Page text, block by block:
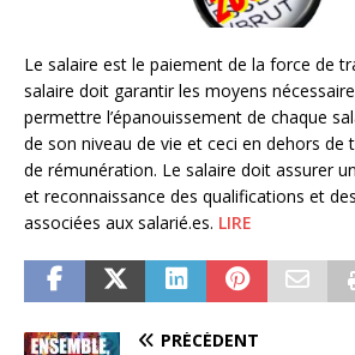
Le salaire est le paiement de la force de
salaire doit garantir les moyens
permettre l’épanouissement de chaque
de son niveau de vie et ceci en dehors
de rémunération. Le salaire doit assurer
et reconnaissance des qualifications et
associées aux salarié.es. LIRE
PRÉCÉDENT